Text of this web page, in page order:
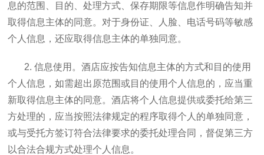
息的范围、目的、处理方式、保存期限等信息作明确告知并
取得信息主体的同意。对于身份证、人脸、电话号码等敏感
个人信息，还应取得信息主体的单独同意。
2. 信息使用。酒店应按告知信息主体的方式和目的使用
个人信息，如需超出原范围或目的使用个人信息的，应当重
新取得信息主体的同意。酒店将个人信息提供或委托给第三
方处理的，应当按照法律规定的程序取得个人的单独同意，
或与受托方签订符合法律要求的委托处理合同，督促第三方
以合法合规方式处理个人信息。